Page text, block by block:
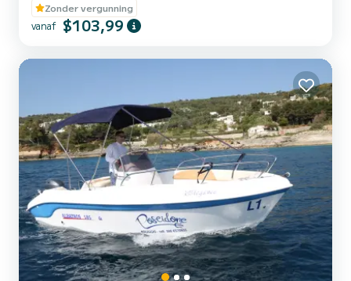
Zonder vergunning
vanaf $103,99